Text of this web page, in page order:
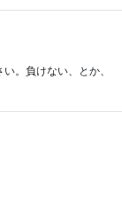
。負けない、とか、